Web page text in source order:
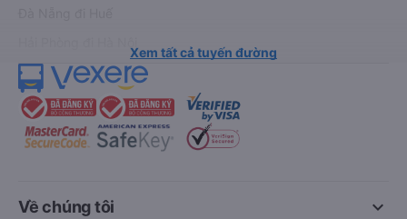
Xem tất cả tuyến đường
keyboard_arrow_down
Về chúng tôi